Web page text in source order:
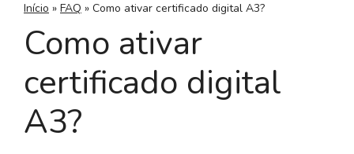
Início » FAQ » Como ativar certificado digital A3?
Como ativar
certificado digital
A3?